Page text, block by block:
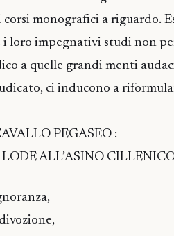
corsi monografici a riguardo.
i loro impegnativi studi non
a quelle grandi menti
ci inducono a
PEGASEO :